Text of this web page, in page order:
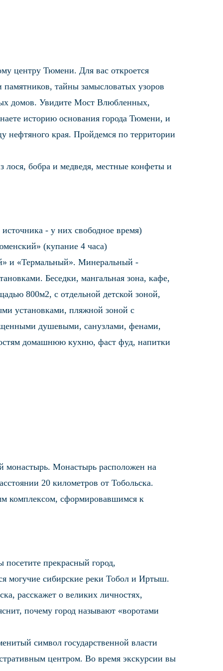
центру Тюмени. Для вас откроется
тайны замысловатых узоров
домов. Увидите Мост Влюбленных,
историю основания города Тюмени, и
нефтяного края. Пройдемся по территории
лося, бобра и медведя, местные конфеты и
- у них свободное время)
(купание 4 часа)
и «Термальный». Минеральный -
Беседки, мангальная зона, кафе,
800м2, с отдельной детской зоной,
установками, пляжной зоной с
душевыми, санузлами, фенами,
домашнюю кухню, фаст фуд, напитки
монастырь. Монастырь расположен на
20 километров от Тобольска.
комплексом, сформировавшимся к
посетите прекрасный город,
могучие сибирские реки Тобол и Иртыш.
расскажет о великих личностях,
почему город называют «воротами
символ государственной власти
центром. Во время экскурсии вы